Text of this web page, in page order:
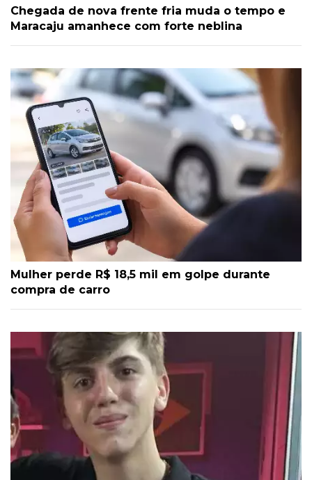
Chegada de nova frente fria muda o tempo e
Maracaju amanhece com forte neblina
Mulher perde R$ 18,5 mil em golpe durante
compra de carro